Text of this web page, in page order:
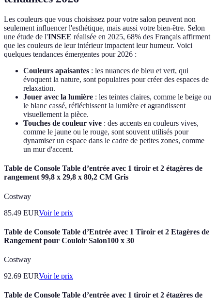
Les couleurs que vous choisissez pour votre salon peuvent non
seulement influencer l'esthétique, mais aussi votre bien-être. Selon
une étude de l'INSEE réalisée en 2025, 68% des Français affirment
que les couleurs de leur intérieur impactent leur humeur. Voici
quelques tendances émergentes pour 2026 :
Couleurs apaisantes : les nuances de bleu et vert, qui
évoquent la nature, sont populaires pour créer des espaces de
relaxation.
Jouer avec la lumière : les teintes claires, comme le beige ou
le blanc cassé, réfléchissent la lumière et agrandissent
visuellement la pièce.
Touches de couleur vive : des accents en couleurs vives,
comme le jaune ou le rouge, sont souvent utilisés pour
dynamiser un espace dans le cadre de petites zones, comme
un mur d'accent.
Table de Console Table d’entrée avec 1 tiroir et 2 étagères de
rangement 99,8 x 29,8 x 80,2 CM Gris
Costway
85.49 EURVoir le prix
Table de Console Table d’Entrée avec 1 Tiroir et 2 Etagères de
Rangement pour Couloir Salon100 x 30
Costway
92.69 EURVoir le prix
Table de Console Table d’entrée avec 1 tiroir et 2 étagères de